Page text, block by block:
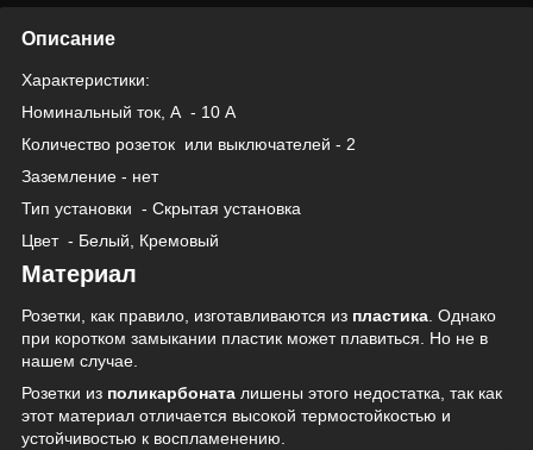
Описание
Характеристики:
Номинальный ток, А - 10 А
Количество розеток или выключателей - 2
Заземление - нет
Тип установки - Скрытая установка
Цвет- Белый, Кремовый
Материал
Розетки, как правило, изготавливаются из пластика. Однако
при коротком замыкании пластик может плавиться. Но не в
нашем случае.
Розетки из поликарбоната лишены этого недостатка, так как
этот материал отличается высокой термостойкостью и
устойчивостью к воспламенению.